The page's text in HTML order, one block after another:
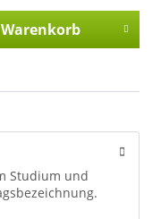
Warenkorb
Studium und